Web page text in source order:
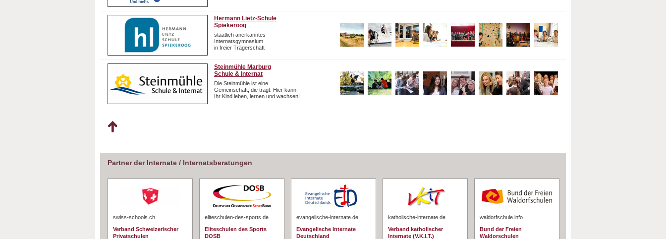
Hermann Lietz-Schule
Spiekeroog
staatlich anerkanntes
Internatsgymnasium
in freier Trägerschaft
Steinmühle Marburg
Schule & Internat
Die Steinmühle ist eine
Gemeinschaft, die trägt. Hier kann
Ihr Kind leben, lernen und wachsen!
Partner der Internate / Internatsberatungen
swiss-schools.ch
Verband Schweizerischer
Privatschulen
eliteschulen-des-sports.de
Eliteschulen des Sports
DOSB
evangelische-internate.de
Evangelische Internate
Deutschland
katholische-internate.de
Verband katholischer
Internate (V.K.I.T.)
waldorfschule.info
Bund der Freien
Waldorschulen